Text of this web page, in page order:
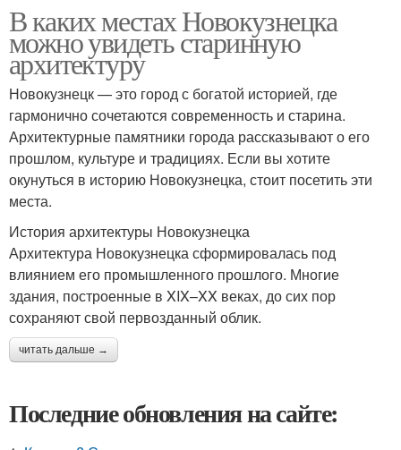
В каких местах Новокузнецка
можно увидеть старинную
архитектуру
Новокузнецк — это город с богатой историей, где
гармонично сочетаются современность и старина.
Архитектурные памятники города рассказывают о его
прошлом, культуре и традициях. Если вы хотите
окунуться в историю Новокузнецка, стоит посетить эти
места.
История архитектуры Новокузнецка
Архитектура Новокузнецка сформировалась под
влиянием его промышленного прошлого. Многие
здания, построенные в XIX–XX веках, до сих пор
сохраняют свой первозданный облик.
читать дальше →
Последние обновления на сайте: